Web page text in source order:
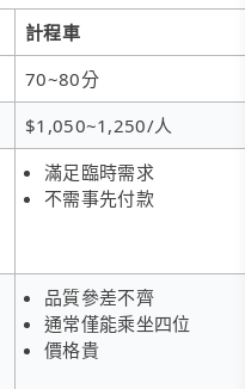
計程車
70~80分
$1,050~1,250/人
滿足臨時需求
不需事先付款
品質參差不齊
通常僅能乘坐四位
價格貴